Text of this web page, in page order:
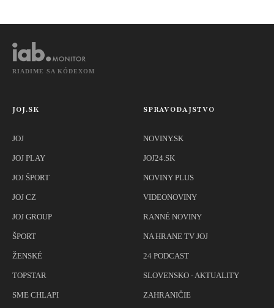
RIADIME SA KÓDEXOM
JOJ.SK
JOJ
JOJ PLAY
JOJ ŠPORT
JOJ CZ
JOJ GROUP
ŠPORT
ŽENSKÉ
TOPSTAR
SME CHLAPI
SPRAVODAJSTVO
NOVINY.SK
JOJ24.SK
NOVINY PLUS
VIDEONOVINY
RANNÉ NOVINY
NA HRANE TV JOJ
24 PODCAST
SLOVENSKO - AKTUALITY
ZAHRANIČIE